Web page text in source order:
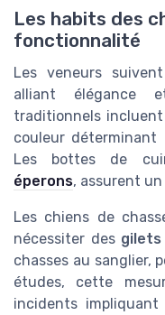
Les habits des
fonctionnalité
Les veneurs
alliant élégance
traditionnels incluent
couleur déterminant
Les bottes de
éperons, assurent
Les chiens de
nécessiter des
chasses au sanglier,
études, cette
incidents impliquant